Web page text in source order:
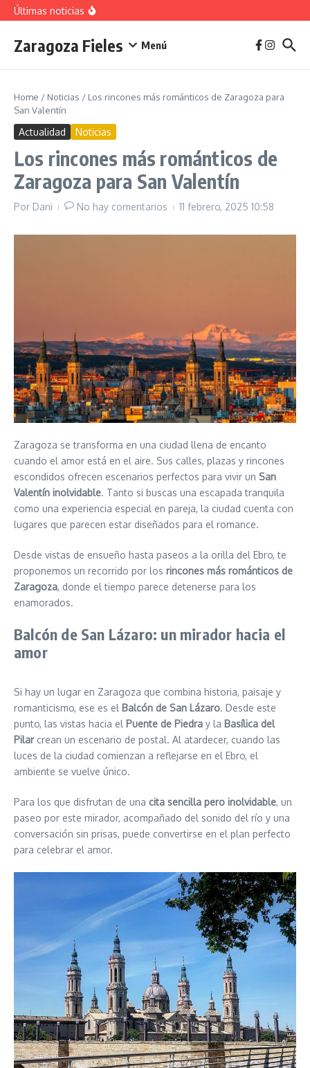
Saltar al contenido
Últimas noticias
Descubre el Parque del Agua Luis Buñuel: tu oasis
Plan de Acción del Ruido de Zaragoza 2025-
2029: Implicaciones y Objetivos
Zaragoza Fieles Menú
Home / Noticias / Los rincones más románticos de Zaragoza para
San Valentín
Actualidad Noticias
Los rincones más románticos de
Zaragoza para San Valentín
Por Dani No hay comentarios 11 febrero, 2025 10:58
Zaragoza se transforma en una ciudad llena de encanto
cuando el amor está en el aire. Sus calles, plazas y rincones
escondidos ofrecen escenarios perfectos para vivir un San
Valentín inolvidable. Tanto si buscas una escapada tranquila
como una experiencia especial en pareja, la ciudad cuenta con
lugares que parecen estar diseñados para el romance.
Desde vistas de ensueño hasta paseos a la orilla del Ebro, te
proponemos un recorrido por los rincones más románticos de
Zaragoza, donde el tiempo parece detenerse para los
enamorados.
Balcón de San Lázaro: un mirador hacia el
amor
Si hay un lugar en Zaragoza que combina historia, paisaje y
romanticismo, ese es el Balcón de San Lázaro. Desde este
punto, las vistas hacia el Puente de Piedra y la Basílica del
Pilarcrean un escenario de postal. Al atardecer, cuando las
luces de la ciudad comienzan a reflejarse en el Ebro, el
ambiente se vuelve único.
Para los que disfrutan de una cita sencilla pero inolvidable, un
paseo por este mirador, acompañado del sonido del río y una
conversación sin prisas, puede convertirse en el plan perfecto
para celebrar el amor.